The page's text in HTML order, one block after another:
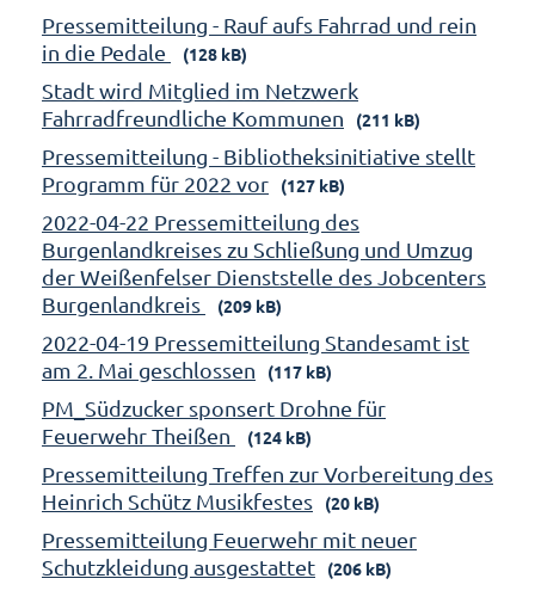
Pressemitteilung - Rauf aufs Fahrrad und rein
in die Pedale
(128 kB)
Stadt wird Mitglied im Netzwerk
Fahrradfreundliche Kommunen
(211 kB)
Pressemitteilung - Bibliotheksinitiative stellt
Programm für 2022 vor
(127 kB)
2022-04-22 Pressemitteilung des
Burgenlandkreises zu Schließung und Umzug
der Weißenfelser Dienststelle des Jobcenters
Burgenlandkreis
(209 kB)
2022-04-19 Pressemitteilung Standesamt ist
am 2. Mai geschlossen
(117 kB)
PM_Südzucker sponsert Drohne für
Feuerwehr Theißen
(124 kB)
Pressemitteilung Treffen zur Vorbereitung des
Heinrich Schütz Musikfestes
(20 kB)
Pressemitteilung Feuerwehr mit neuer
Schutzkleidung ausgestattet
(206 kB)